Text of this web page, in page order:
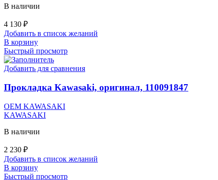
В наличии
4 130 ₽
Добавить в список желаний
В корзину
Быстрый просмотр
Добавить для сравнения
Прокладка Kawasaki, оригинал, 110091847
OEM KAWASAKI
KAWASAKI
В наличии
2 230 ₽
Добавить в список желаний
В корзину
Быстрый просмотр